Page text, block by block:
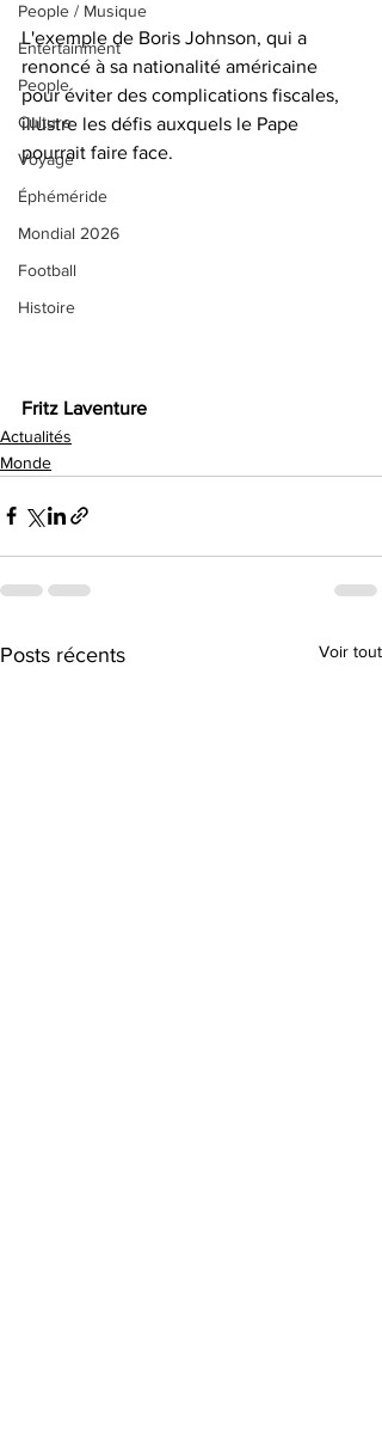
People / Musique
Entertainment
People
Culture
Voyage
Éphéméride
Mondial 2026
Football
Histoire
L'exemple de Boris Johnson, qui a
renoncé à sa nationalité américaine
pour éviter des complications fiscales,
illustre les défis auxquels le Pape
pourrait faire face.
Fritz Laventure
Actualités
Monde
Posts récents Voir tout